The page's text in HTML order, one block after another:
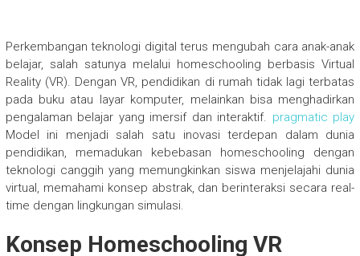
Perkembangan teknologi digital terus mengubah cara anak-anak
belajar, salah satunya melalui homeschooling berbasis Virtual
Reality (VR). Dengan VR, pendidikan di rumah tidak lagi terbatas
pada buku atau layar komputer, melainkan bisa menghadirkan
pengalaman belajar yang imersif dan interaktif. pragmatic play
Model ini menjadi salah satu inovasi terdepan dalam dunia
pendidikan, memadukan kebebasan homeschooling dengan
teknologi canggih yang memungkinkan siswa menjelajahi dunia
virtual, memahami konsep abstrak, dan berinteraksi secara real-
time dengan lingkungan simulasi.
Konsep Homeschooling VR